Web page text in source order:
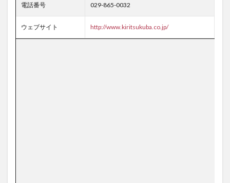
電話番号 029-865-0032
ウェブサイト http://www.kiritsukuba.co.jp/